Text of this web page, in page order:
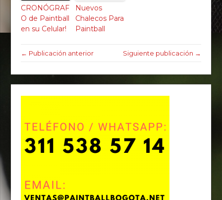
CRONÓGRAF
O de Paintball
en su Celular!
Nuevos
Chalecos Para
Paintball
← Publicación anterior Siguiente publicación →